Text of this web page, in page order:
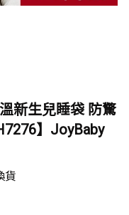
新生兒睡袋 防驚
】JoyBaby
貨